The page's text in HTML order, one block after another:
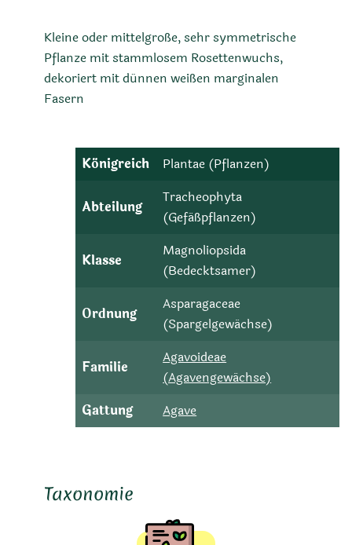
Kleine oder mittelgroße, sehr symmetrische
Pflanze mit stammlosem Rosettenwuchs,
dekoriert mit dünnen weißen marginalen
Fasern
Königreich Plantae (Pflanzen)
Abteilung
Tracheophyta
(Gefäßpflanzen)
Klasse
Magnoliopsida
(Bedecktsamer)
Ordnung
Asparagaceae
(Spargelgewächse)
Familie
Agavoideae
(Agavengewächse)
Gattung
Agave
Taxonomie